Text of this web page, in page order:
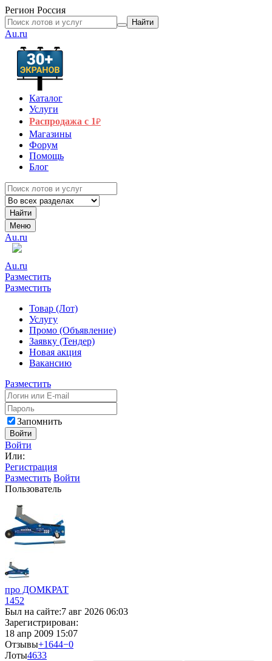
Регион Россия
Найти
Au.ru
Каталог
Услуги
Распродажа с 1₽
Магазины
Форум
Помощь
Блог
Найти
Меню
Au.ru
Au.ru
Разместить
Разместить
Товар (Лот)
Услугу
Промо (Объявление)
Заявку (Тендер)
Новая акция
Вакансию
Разместить
Запомнить
Войти
Войти
Или:
Регистрация
Разместить Войти
Пользователь
про ДОМКРАТ
1452
Был на сайте:7 авг 2026 06:03
Зарегистрирован:
18 апр 2009 15:07
Отзывы+1644−0
Лоты4633